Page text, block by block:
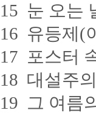
15 눈 오는
16 유등제(
17 포스터
18 대설주
19 그 여름